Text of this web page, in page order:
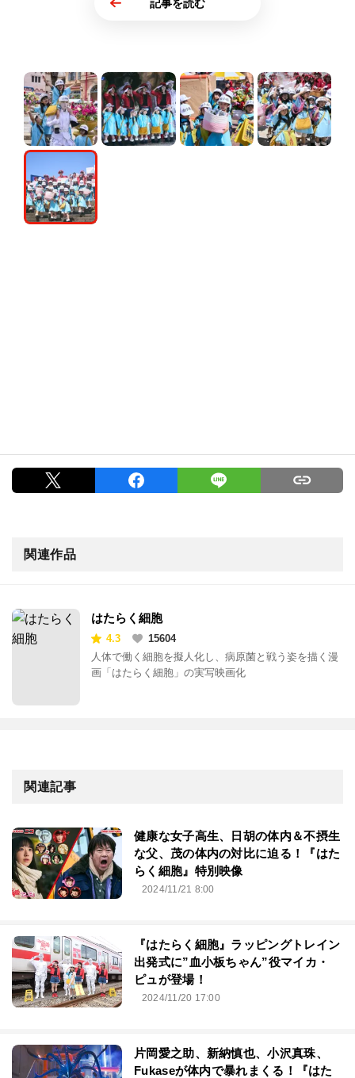
記事を読む
関連作品
はたらく細胞
4.3
15604
人体で働く細胞を擬人化し、病原菌と戦う姿を描く漫
画「はたらく細胞」の実写映画化
関連記事
健康な女子高生、日胡の体内＆不摂生
な父、茂の体内の対比に迫る！『はた
らく細胞』特別映像
2024/11/21 8:00
『はたらく細胞』ラッピングトレイン
出発式に”血小板ちゃん”役マイカ・
ピュが登場！
2024/11/20 17:00
片岡愛之助、新納慎也、小沢真珠、
Fukaseが体内で暴れまくる！『はた